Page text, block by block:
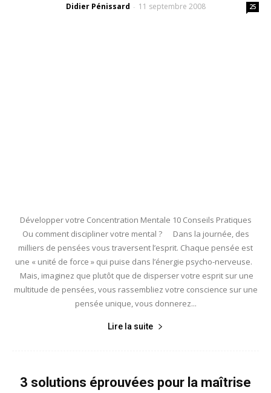
Didier Pénissard - 11 septembre 2008 25
Développer votre Concentration Mentale 10 Conseils Pratiques
Ou comment discipliner votre mental ? Dans la journée, des
milliers de pensées vous traversent l’esprit. Chaque pensée est
une « unité de force » qui puise dans l’énergie psycho-nerveuse.
Mais, imaginez que plutôt que de disperser votre esprit sur une
multitude de pensées, vous rassembliez votre conscience sur une
pensée unique, vous donnerez...
Lire la suite
3 solutions éprouvées pour la maîtrise